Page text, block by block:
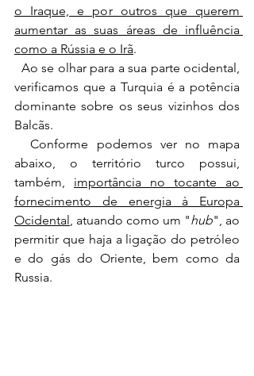
o Iraque, e por outros que querem
aumentar as suas áreas de influência
como a Rússia e o Irã.
verificamos que a Turquia é a potência
dominante sobre os seus vizinhos dos
Balcãs.
  Conforme podemos ver no mapa
abaixo, o território turco possui,
também, importância no tocante ao
fornecimento de energia à Europa
Ocidental , atuando como um "hub", ao
permitir que haja a ligação do petróleo
e do gás do Oriente, bem como da
Russia.